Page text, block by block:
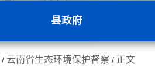
县政府
/ 云南省生态环境保护督察 / 正文